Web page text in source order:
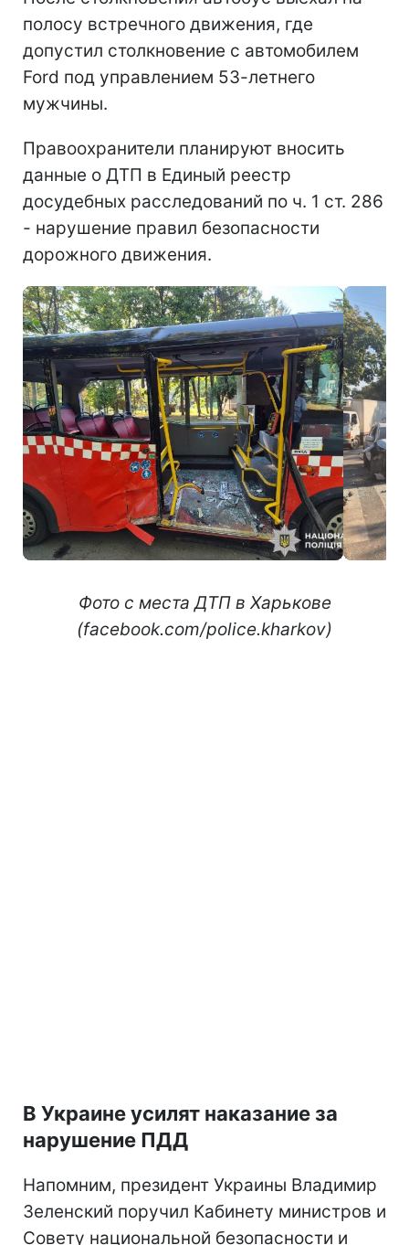
полосу встречного движения, где
допустил столкновение с автомобилем
Ford под управлением 53-летнего
мужчины.
Правоохранители планируют вносить
данные о ДТП в Единый реестр
досудебных расследований по ч. 1 ст. 286
- нарушение правил безопасности
дорожного движения.
Фото с места ДТП в Харькове
(facebook.com/police.kharkov)
В Украине усилят наказание за
нарушение ПДД
Напомним, президент Украины Владимир
Зеленский поручил Кабинету министров и
Совету национальной безопасности и